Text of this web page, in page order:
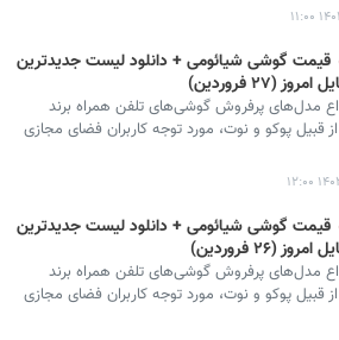
قیمت گوشی‌ شیائومی + دانلود لیست جدیدترین
(۲۷ فروردین)
مدل‌های پرفروش گوشی‌های تلفن همراه برند
قبیل پوکو و نوت، مورد توجه کاربران فضای مجازی
قیمت گوشی‌ شیائومی + دانلود لیست جدیدترین
(۲۶ فروردین)
مدل‌های پرفروش گوشی‌های تلفن همراه برند
قبیل پوکو و نوت، مورد توجه کاربران فضای مجازی